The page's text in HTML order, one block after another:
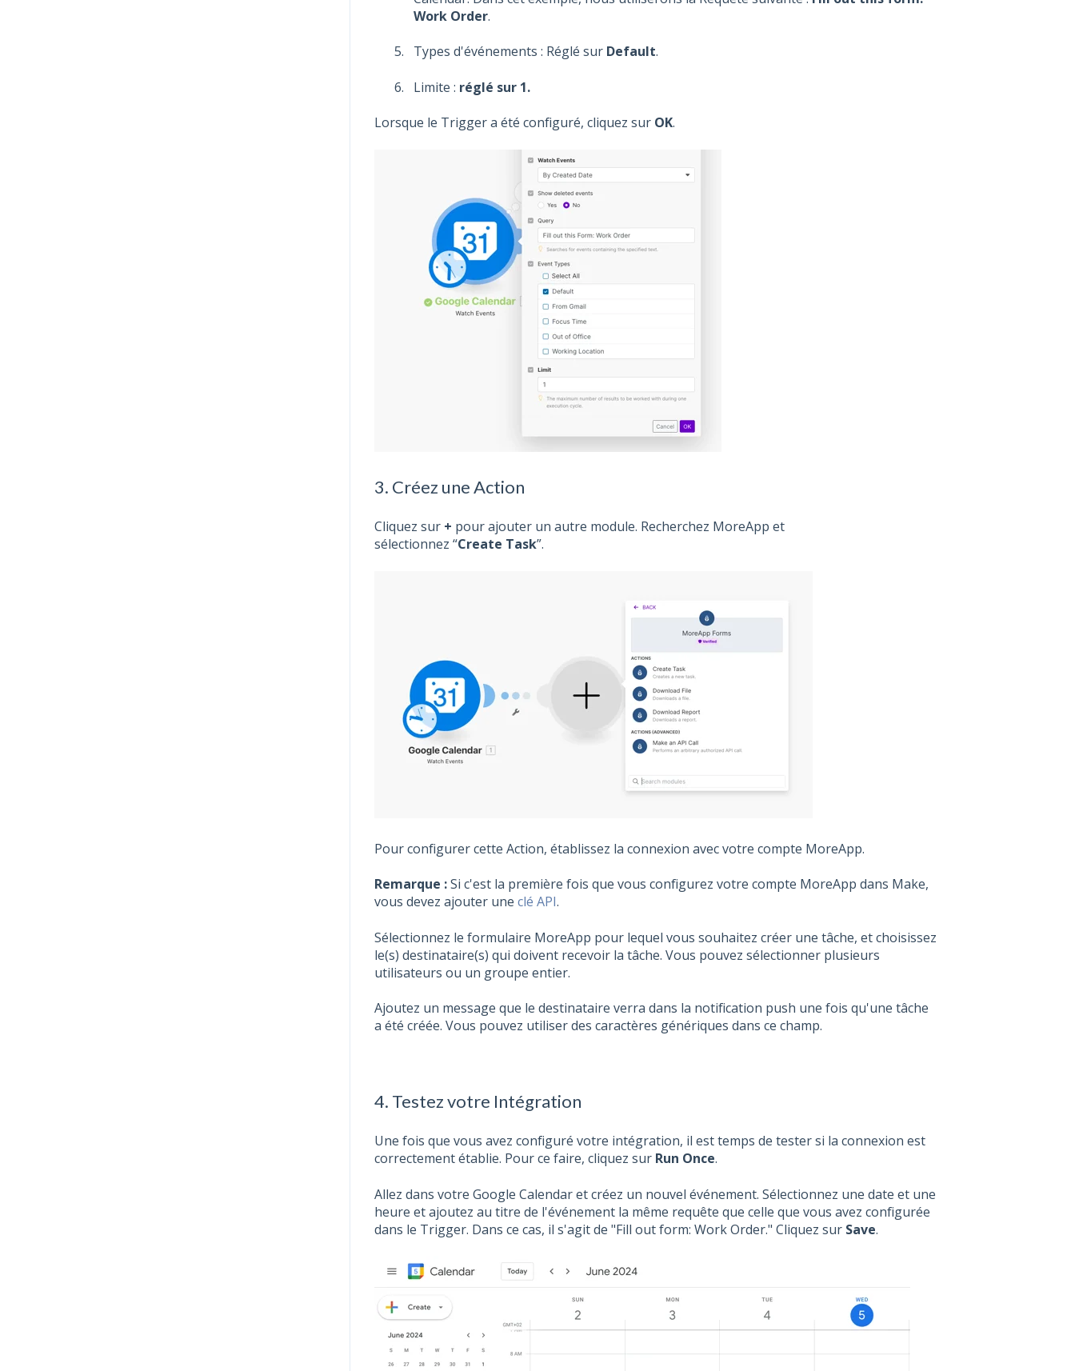
Work Order.
Types d'événements : Réglé sur Default.
Limite : réglé sur 1.
Lorsque le Trigger a été configuré, cliquez sur OK.
3. Créez une Action
Cliquez sur + pour ajouter un autre module. Recherchez MoreApp et
sélectionnez “Create Task”.
Pour configurer cette Action, établissez la connexion avec votre compte MoreApp.
Remarque :Si c'est la première fois que vous configurez votre compte MoreApp dans Make,
vous devez ajouter une clé API.
Sélectionnez le formulaire MoreApp pour lequel vous souhaitez créer une tâche, et choisissez
le(s) destinataire(s) qui doivent recevoir la tâche. Vous pouvez sélectionner plusieurs
utilisateurs ou un groupe entier.
Ajoutez un message que le destinataire verra dans la notification push une fois qu'une tâche
a été créée. Vous pouvez utiliser des caractères génériques dans ce champ.
4. Testez votre Intégration
Une fois que vous avez configuré votre intégration, il est temps de tester si la connexion est
correctement établie. Pour ce faire, cliquez sur Run Once.
Allez dans votre Google Calendar et créez un nouvel événement. Sélectionnez une date et une
heure et ajoutez au titre de l'événement la même requête que celle que vous avez configurée
dans le Trigger. Dans ce cas, il s'agit de "Fill out form: Work Order." Cliquez sur Save.